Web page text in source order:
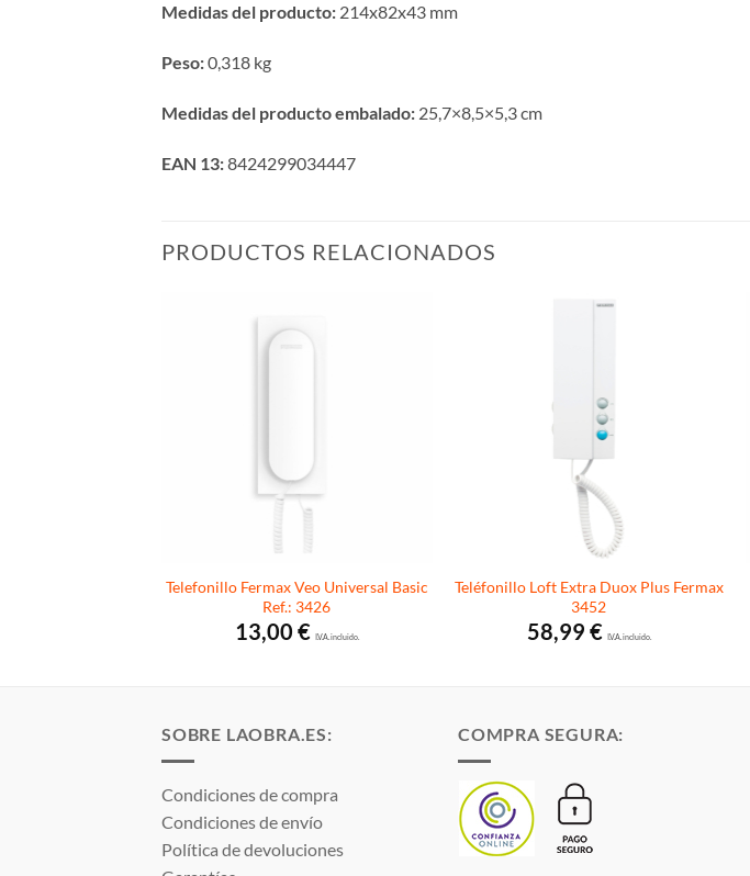
Medidas del producto: 214x82x43 mm
Peso:0,318 kg
Medidas del producto embalado: 25,7×8,5×5,3 cm
EAN 13:8424299034447
PRODUCTOS RELACIONADOS
Telefonillo Fermax Veo Universal Basic
Ref.: 3426
13,00 €I.V.A. incluido.
Teléfonillo Loft Extra Duox Plus Fermax
3452
58,99 €I.V.A. incluido.
SOBRE LAOBRA.ES:
Condiciones de compra
Condiciones de envío
Política de devoluciones
COMPRA SEGURA: